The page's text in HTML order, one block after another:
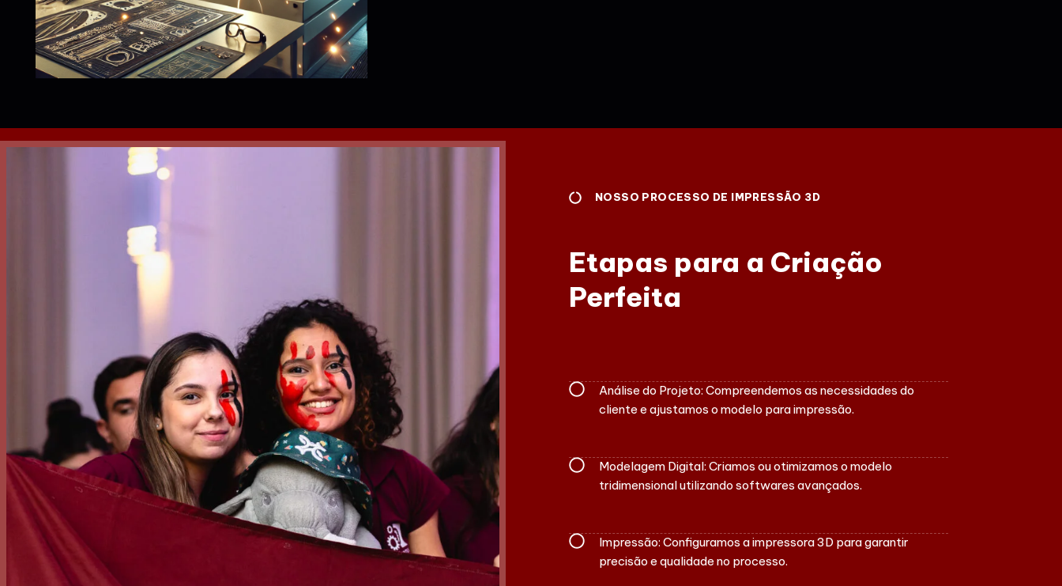
NOSSO PROCESSO DE IMPRESSÃO 3D
Etapas para a Criação
Perfeita
Análise do Projeto: Compreendemos as necessidades do
cliente e ajustamos o modelo para impressão.
Modelagem Digital: Criamos ou otimizamos o modelo
tridimensional utilizando softwares avançados.
Impressão: Configuramos a impressora 3D para garantir
precisão e qualidade no processo.